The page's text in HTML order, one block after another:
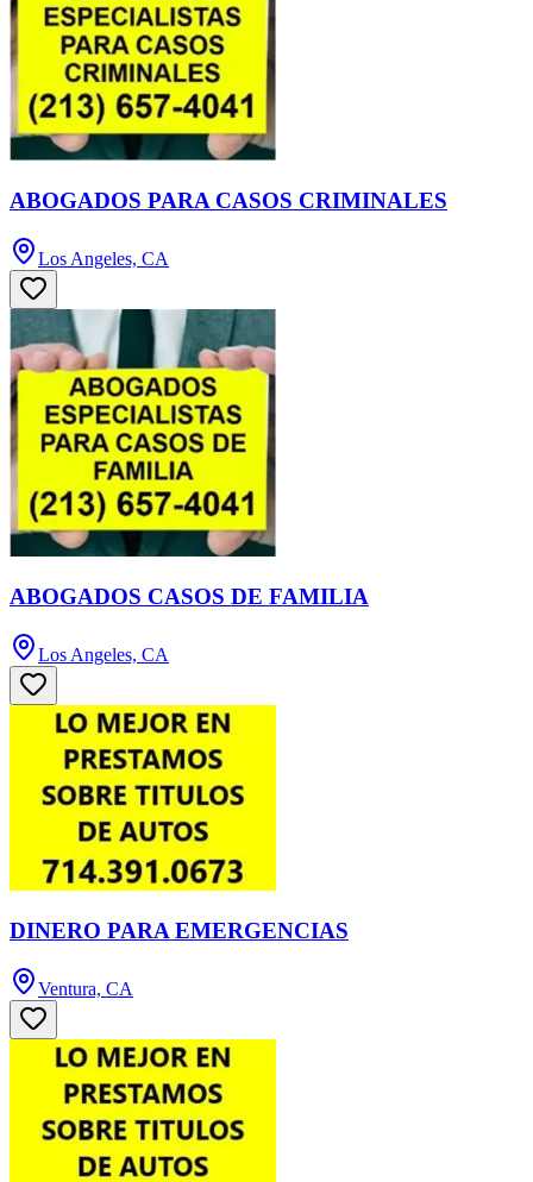
ABOGADOS PARA CASOS CRIMINALES
Los Angeles, CA
ABOGADOS CASOS DE FAMILIA
Los Angeles, CA
DINERO PARA EMERGENCIAS
Ventura, CA